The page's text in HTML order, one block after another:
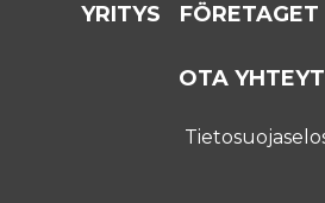
YRITYS FÖRETAGET
OTA